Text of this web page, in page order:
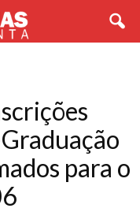
para o